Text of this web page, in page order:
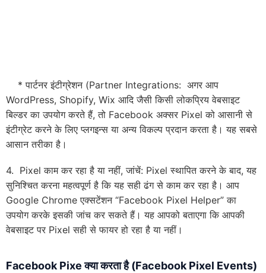
* पार्टनर इंटीग्रेशन (Partner Integrations: अगर आप
WordPress, Shopify, Wix आदि जैसी किसी लोकप्रिय वेबसाइट
बिल्डर का उपयोग करते हैं, तो Facebook अक्सर Pixel को आसानी से
इंटीग्रेट करने के लिए प्लगइन्स या अन्य विकल्प प्रदान करता है। यह सबसे
आसान तरीका है।
4. Pixel काम कर रहा है या नहीं, जांचें: Pixel स्थापित करने के बाद, यह
सुनिश्चित करना महत्वपूर्ण है कि यह सही ढंग से काम कर रहा है। आप
Google Chrome एक्सटेंशन “Facebook Pixel Helper” का
उपयोग करके इसकी जांच कर सकते हैं। यह आपको बताएगा कि आपकी
वेबसाइट पर Pixel सही से फायर हो रहा है या नहीं।
Facebook Pixe क्या करता है (Facebook Pixel Events)